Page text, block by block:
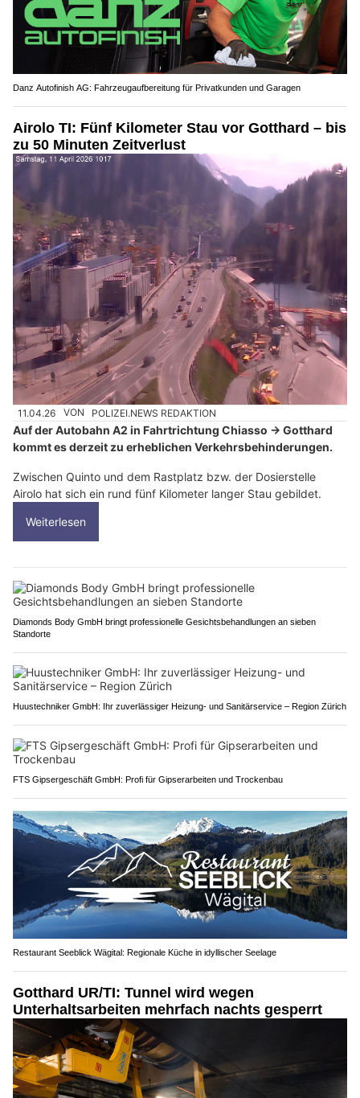
Danz Autofinish AG: Fahrzeugaufbereitung für Privatkunden und Garagen
Airolo TI: Fünf Kilometer Stau vor Gotthard – bis
zu 50 Minuten Zeitverlust
11.04.26 VON POLIZEI.NEWS REDAKTION
Auf der Autobahn A2 in Fahrtrichtung Chiasso → Gotthard
kommt es derzeit zu erheblichen Verkehrsbehinderungen.
Zwischen Quinto und dem Rastplatz bzw. der Dosierstelle
Airolo hat sich ein rund fünf Kilometer langer Stau gebildet.
Weiterlesen
Diamonds Body GmbH bringt professionelle Gesichtsbehandlungen an sieben
Standorte
Huustechniker GmbH: Ihr zuverlässiger Heizung- und Sanitärservice – Region Zürich
FTS Gipsergeschäft GmbH: Profi für Gipserarbeiten und Trockenbau
Restaurant Seeblick Wägital: Regionale Küche in idyllischer Seelage
Gotthard UR/TI: Tunnel wird wegen
Unterhaltsarbeiten mehrfach nachts gesperrt